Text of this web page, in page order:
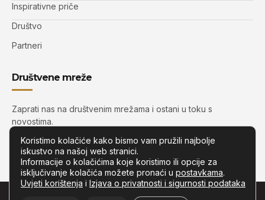
Inspirativne priče
Društvo
Partneri
Društvene mreže
Zaprati nas na društvenim mrežama i ostani u toku s
novostima.
Zip.com.hr– Sva prava pridržana.
Koristimo kolačiće kako bismo vam pružili najbolje
iskustvo na našoj web stranici.
Informacije o kolačićima koje koristimo ili opcije za
isključivanje kolačića možete pronaći u postavkama.
Uvjeti korištenja i Izjava o privatnosti i sigurnosti podataka